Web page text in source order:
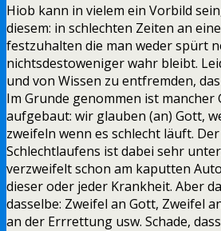
Hiob kann in vielem ein Vorbild
diesem: in schlechten Zeiten an
festzuhalten die man weder spürt
nichtsdestoweniger wahr bleibt.
und von Wissen zu entfremden,
Im Grunde genommen ist mancher
aufgebaut: wir glauben (an) Gott,
zweifeln wenn es schlecht läuft. Der
Schlechtlaufens ist dabei sehr
verzweifelt schon am kaputten
dieser oder jeder Krankheit. Aber
dasselbe: Zweifel an Gott, Zweifel
an der Errrettung usw. Schade,